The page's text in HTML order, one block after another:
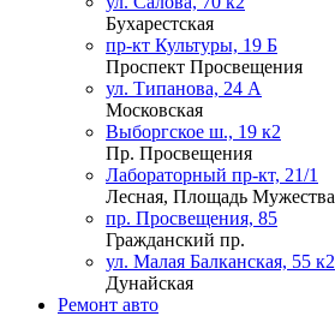
Бухарестская
пр-кт Культуры, 19 Б
Проспект Просвещения
ул. Типанова, 24 А
Московская
Выборгское ш., 19 к2
Пр. Просвещения
Лабораторный пр-кт, 21/1
Лесная, Площадь Мужества
пр. Просвещения, 85
Гражданский пр.
ул. Малая Балканская, 55 к2
Дунайская
Ремонт авто